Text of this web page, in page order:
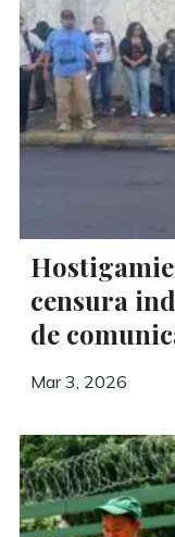
censura
de
Mar 3, 2026